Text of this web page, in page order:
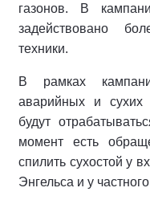
газонов. В
задействовано
техники.
В рамках
аварийных и
будут
момент есть
спилить сухостой у
Энгельса и у